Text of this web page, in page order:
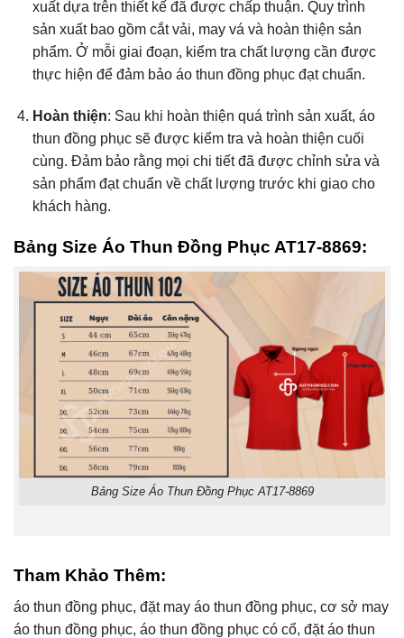
xuất dựa trên thiết kế đã được chấp thuận. Quy trình
sản xuất bao gồm cắt vải, may vá và hoàn thiện sản
phẩm. Ở mỗi giai đoạn, kiểm tra chất lượng cần được
thực hiện để đảm bảo áo thun đồng phục đạt chuẩn.
Hoàn thiện: Sau khi hoàn thiện quá trình sản xuất, áo
thun đồng phục sẽ được kiểm tra và hoàn thiện cuối
cùng. Đảm bảo rằng mọi chi tiết đã được chỉnh sửa và
sản phẩm đạt chuẩn về chất lượng trước khi giao cho
khách hàng.
Bảng Size Áo Thun Đồng Phục AT17-8869:
Bảng Size Áo Thun Đồng Phục AT17-8869
Tham Khảo Thêm:
áo thun đồng phục, đặt may áo thun đồng phục, cơ sở may
áo thun đồng phục, áo thun đồng phục có cổ, đặt áo thun